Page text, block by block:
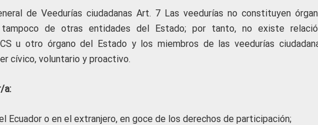
de Veedurías ciudadanas Art. 7 Las veedurías no constituyen
tampoco de otras entidades del Estado; por tanto, no existe
u otro órgano del Estado y los miembros de las veedurías
cívico, voluntario y proactivo.
a:
Ecuador o en el extranjero, en goce de los derechos de participación;